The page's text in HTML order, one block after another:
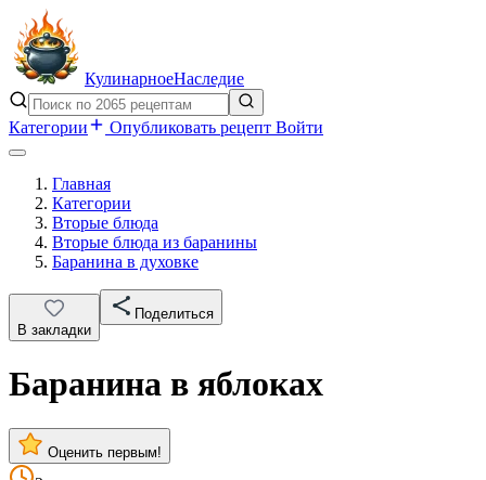
КулинарноеНаследие
Категории Опубликовать рецепт Войти
Главная
Категории
Вторые блюда
Вторые блюда из баранины
Баранина в духовке
В закладки
Поделиться
Баранина в яблоках
Оценить первым!